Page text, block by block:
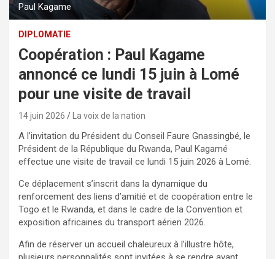
Paul Kagame
DIPLOMATIE
Coopération : Paul Kagame
annoncé ce lundi 15 juin à Lomé
pour une visite de travail
14 juin 2026 La voix de la nation
A l’invitation du Président du Conseil Faure Gnassingbé, le
Président de la République du Rwanda, Paul Kagamé
effectue une visite de travail ce lundi 15 juin 2026 à Lomé.
Ce déplacement s’inscrit dans la dynamique du
renforcement des liens d’amitié et de coopération entre le
Togo et le Rwanda, et dans le cadre de la Convention et
exposition africaines du transport aérien 2026.
Afin de réserver un accueil chaleureux à l’illustre hôte,